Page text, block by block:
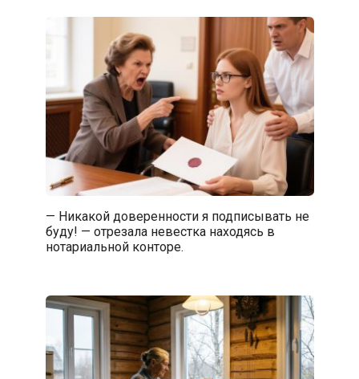
— Никакой доверенности я подписывать не
буду! — отрезала невестка находясь в
нотариальной конторе.